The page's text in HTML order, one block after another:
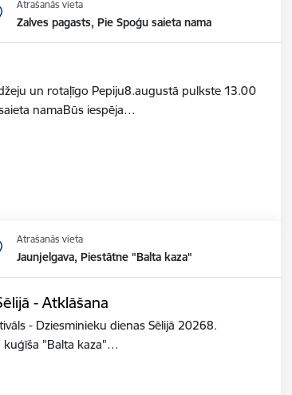
Atrašanās vieta
Zalves pagasts, Pie Spoģu saieta nama
un rotaļīgo Pepiju8.augustā pulkste 13.00
namaBūs iespēja…
Atrašanās vieta
Jaunjelgava, Piestātne "Balta kaza"
- Atklāšana
- ​Dziesminieku dienas Sēlijā 20268.
kuģīša "Balta kaza"…